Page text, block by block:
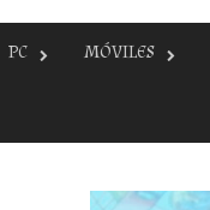
PC MÓVILES